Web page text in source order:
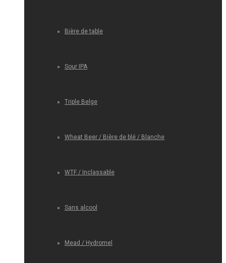
Bière de table
Sour IPA
Triple Belge
Wheat Beer / Bière de blé / Blanche
WTF / Inclassable
Sans alcool
Mead / Hydromel